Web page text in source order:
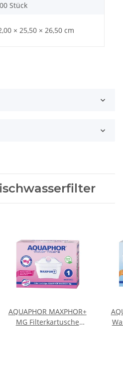
Stück
× 25,50 × 26,50 cm
AQUAPHOR MAXPHOR+
MG Filterkartusche